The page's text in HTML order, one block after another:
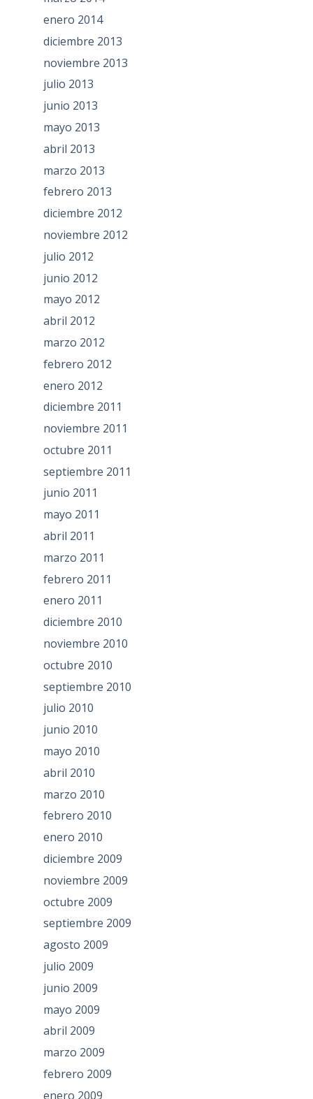
enero 2014
diciembre 2013
noviembre 2013
julio 2013
junio 2013
mayo 2013
abril 2013
marzo 2013
febrero 2013
diciembre 2012
noviembre 2012
julio 2012
junio 2012
mayo 2012
abril 2012
marzo 2012
febrero 2012
enero 2012
diciembre 2011
noviembre 2011
octubre 2011
septiembre 2011
junio 2011
mayo 2011
abril 2011
marzo 2011
febrero 2011
enero 2011
diciembre 2010
noviembre 2010
octubre 2010
septiembre 2010
julio 2010
junio 2010
mayo 2010
abril 2010
marzo 2010
febrero 2010
enero 2010
diciembre 2009
noviembre 2009
octubre 2009
septiembre 2009
agosto 2009
julio 2009
junio 2009
mayo 2009
abril 2009
marzo 2009
febrero 2009
enero 2009